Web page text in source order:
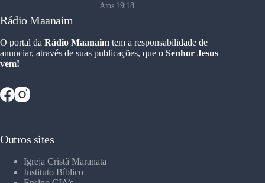
Atos 19:18
Rádio Maanaim
O portal da Rádio Maanaim tem a responsabilidade de
anunciar, através de suas publicações, que o Senhor Jesus
vem!
Outros sites
Igreja Cristã Maranata
Instituto Bíblico